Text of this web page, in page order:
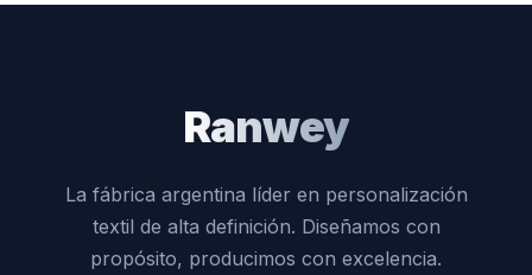
Ranwey
La fábrica argentina líder en personalización
textil de alta definición. Diseñamos con
propósito, producimos con excelencia.